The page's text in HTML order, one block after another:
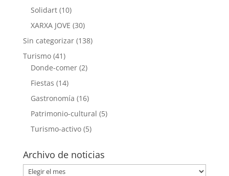
Solidart(10)
XARXA JOVE (30)
Sin categorizar(138)
Turismo(41)
Donde-comer(2)
Fiestas (14)
Gastronomía (16)
Patrimonio-cultural (5)
Turismo-activo(5)
Archivo de noticias
Archivo